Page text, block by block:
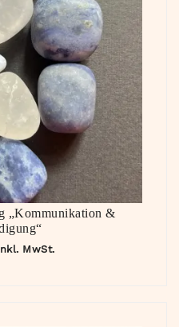
„Kommunikation &
MwSt.